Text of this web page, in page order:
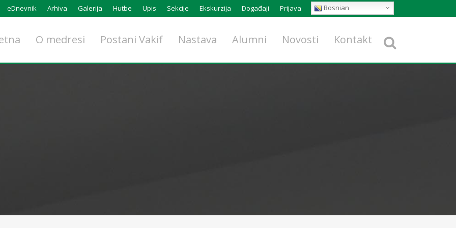
eDnevnik Arhiva Galerija Hutbe Upis Sekcije Ekskurzija Događaji Prijava Bosnian
O medresi Postani Vakif Nastava Alumni Novosti Kontakt